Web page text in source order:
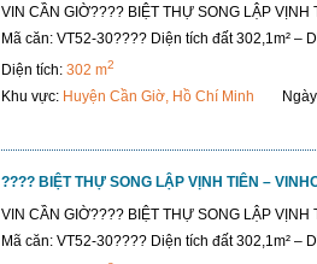
VIN CẦN GIỜ???? BIỆT THỰ SONG LẬP VỊNH
Mã căn: VT52-30???? Diện tích đất 302,1m² –
Diện tích: 302 m2
Khu vực: Huyện Cần Giờ, Hồ Chí Minh
???? BIỆT THỰ SONG LẬP VỊNH TIÊN –
VIN CẦN GIỜ???? BIỆT THỰ SONG LẬP VỊNH
Mã căn: VT52-30???? Diện tích đất 302,1m² –